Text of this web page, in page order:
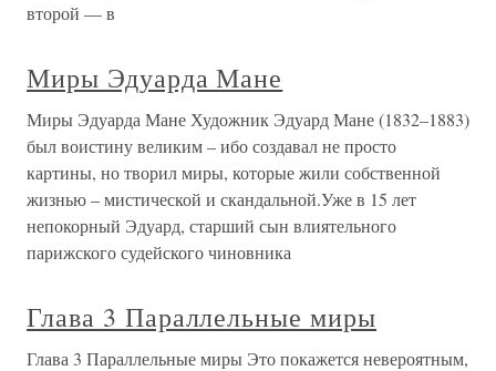
второй — в
Миры Эдуарда Мане
Миры Эдуарда Мане Художник Эдуард Мане (1832–1883)
был воистину великим – ибо создавал не просто
картины, но творил миры, которые жили собственной
жизнью – мистической и скандальной.Уже в 15 лет
непокорный Эдуард, старший сын влиятельного
парижского судейского чиновника
Глава 3 Параллельные миры
Глава 3 Параллельные миры Это покажется невероятным,